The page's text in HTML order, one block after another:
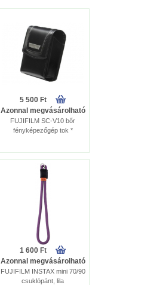
5 500 Ft
Azonnal megvásárolható
FUJIFILM SC-V10 bőr
fényképezőgép tok *
1 600 Ft
Azonnal megvásárolható
FUJIFILM INSTAX mini 70/90
csuklópánt, lila